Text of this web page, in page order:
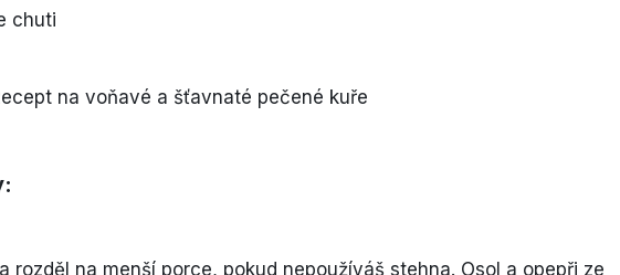
chuti
rozděl na menší porce, pokud nepoužíváš stehna. Osol a opepři ze